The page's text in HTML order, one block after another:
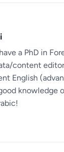
a PhD in
content
English
knowledge